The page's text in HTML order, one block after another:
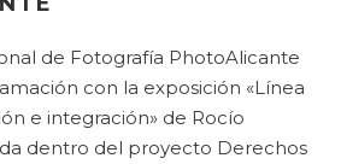
de Fotografía PhotoAlicante
con la exposición «Línea
e integración» de Rocío
dentro del proyecto Derechos